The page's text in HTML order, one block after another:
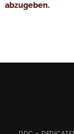
abzugeben.